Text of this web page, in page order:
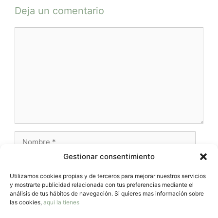
Gestionar consentimiento
Utilizamos cookies propias y de terceros para mejorar nuestros servicios
y mostrarte publicidad relacionada con tus preferencias mediante el
análisis de tus hábitos de navegación. Si quieres mas información sobre
las cookies, aqui la tienes
Deja un comentario
electrónico
Web